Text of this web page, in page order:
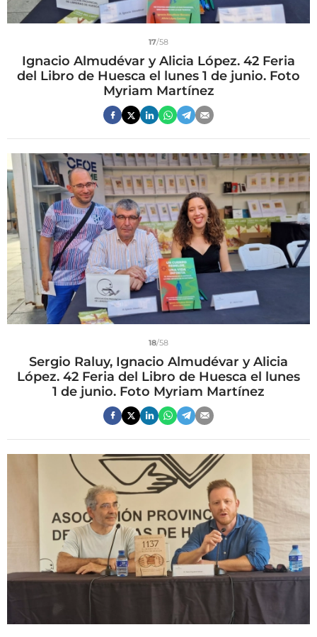
17/58
Ignacio Almudévar y Alicia López. 42 Feria
del Libro de Huesca el lunes 1 de junio. Foto
Myriam Martínez
18/58
Sergio Raluy, Ignacio Almudévar y Alicia
López. 42 Feria del Libro de Huesca el lunes
1 de junio. Foto Myriam Martínez